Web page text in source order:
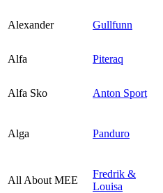
Alexander Gullfunn
Alfa
Piteraq
Alfa Sko Anton Sport
Alga Panduro
All About MEE
Fredrik &
Louisa